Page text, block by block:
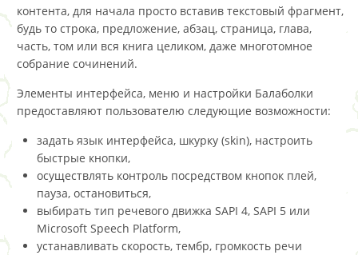
контента, для начала просто вставив текстовый фрагмент,
будь то строка, предложение, абзац, страница, глава,
часть, том или вся книга целиком, даже многотомное
собрание сочинений.
Элементы интерфейса, меню и настройки Балаболки
предоставляют пользователю следующие возможности:
задать язык интерфейса, шкурку (skin), настроить
быстрые кнопки,
осуществлять контроль посредством кнопок плей,
пауза, остановиться,
выбирать тип речевого движка SAPI 4, SAPI 5 или
Microsoft Speech Platform,
устанавливать скорость, тембр, громкость речи